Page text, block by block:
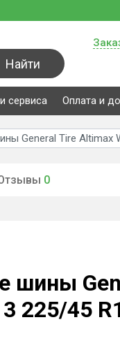
Найти
сервиса Оплата и
General Tire Altimax
0
шины
225/45